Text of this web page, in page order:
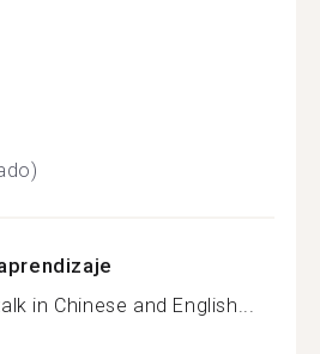
in Chinese and English...